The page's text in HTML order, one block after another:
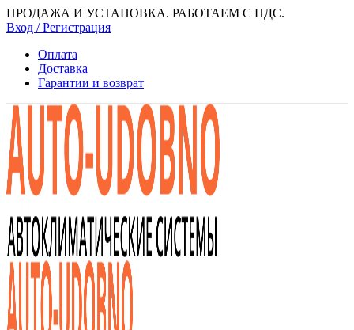
ПРОДАЖА И УСТАНОВКА. РАБОТАЕМ С НДС.
Вход / Регистрация
Оплата
Доставка
Гарантии и возврат